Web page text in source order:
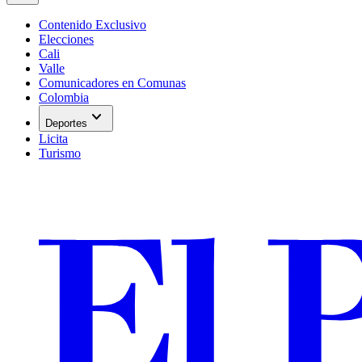
Contenido Exclusivo
Elecciones
Cali
Valle
Comunicadores en Comunas
Colombia
Deportes expand_more
Licita
Turismo